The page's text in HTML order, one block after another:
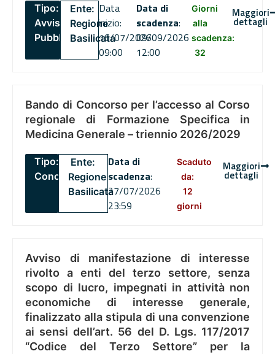
Tipo:
Avviso
Pubblico
Ente:
Regione
Basilicata
Data
inizio:
16/07/2026
09:00
Data di
scadenza:
09/09/2026
12:00
Giorni
alla
scadenza:
32
Maggiori
dettagli
Bando di Concorso per l’accesso al Corso
regionale di Formazione Specifica in
Medicina Generale – triennio 2026/2029
Tipo:
Concorsi
Ente:
Regione
Basilicata
Data di
scadenza:
27/07/2026
23:59
Scaduto
da:
12
giorni
Maggiori
dettagli
Avviso di manifestazione di interesse
rivolto a enti del terzo settore, senza
scopo di lucro, impegnati in attività non
economiche di interesse generale,
finalizzato alla stipula di una convenzione
ai sensi dell’art. 56 del D. Lgs. 117/2017
“Codice del Terzo Settore” per la